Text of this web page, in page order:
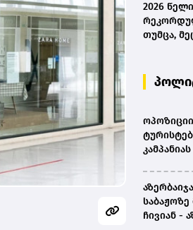
2026
თუმცა,
ჩივიან -